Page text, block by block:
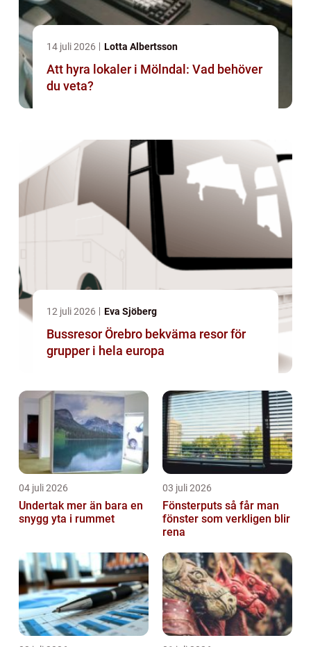
14 juli 2026 Lotta Albertsson
Att hyra lokaler i Mölndal: Vad behöver
du veta?
12 juli 2026 Eva Sjöberg
Bussresor Örebro bekväma resor för
grupper i hela europa
04 juli 2026
Undertak mer än bara en
snygg yta i rummet
03 juli 2026
Fönsterputs så får man
fönster som verkligen blir
rena